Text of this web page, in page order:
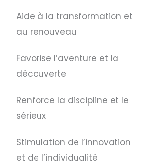
Aide à la transformation et
au renouveau
Favorise l’aventure et la
découverte
Renforce la discipline et le
sérieux
Stimulation de l’innovation
et de l’individualité